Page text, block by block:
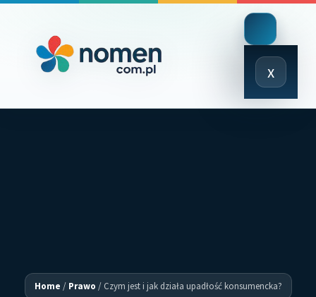
x
Close
Menu
Home / Prawo / Czym jest i jak działa upadłość konsumencka?